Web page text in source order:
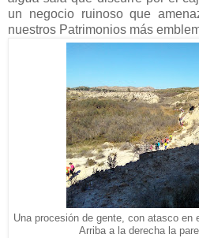
un negocio ruinoso que
nuestros Patrimonios más
Una procesión de gente, con atasco en
Arriba a la derecha la